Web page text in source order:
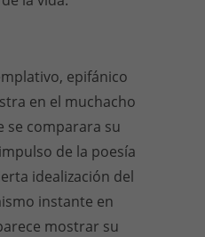
epifánico
en el muchacho
se comparara su
de la poesía
idealización del
instante en
mostrar su